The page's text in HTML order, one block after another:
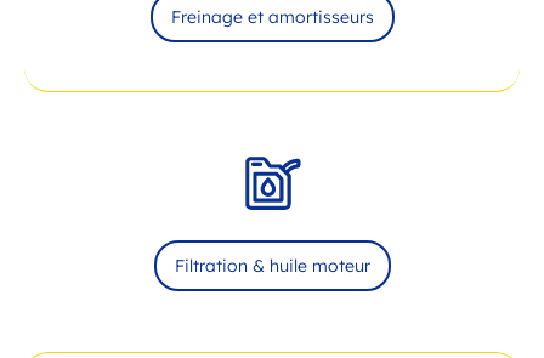
Freinage et amortisseurs
Filtration & huile moteur